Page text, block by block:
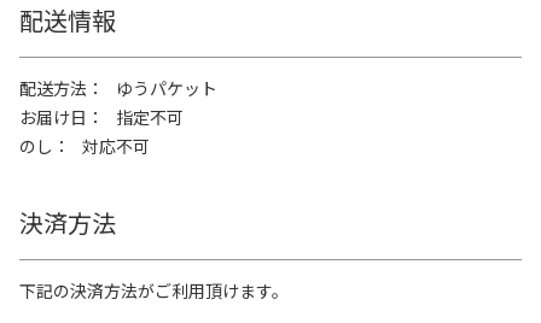
配送情報
配送方法
ゆうパケット
お届け日
指定不可
のし
対応不可
決済方法
下記の決済方法がご利用頂けます。